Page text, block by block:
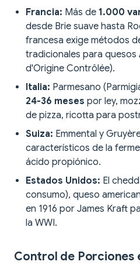
Francia: Más de 1.000
desde Brie suave hasta
francesa exige métodos
tradicionales para quesos
d'Origine Contrôlée).
Italia: Parmesano
24-36 meses por ley,
de pizza, ricotta para
Suiza: Emmental y
característicos de la
ácido propiónico.
Estados Unidos: El
consumo), queso
en 1916 por James Kraft
la WWI.
Control de Porciones